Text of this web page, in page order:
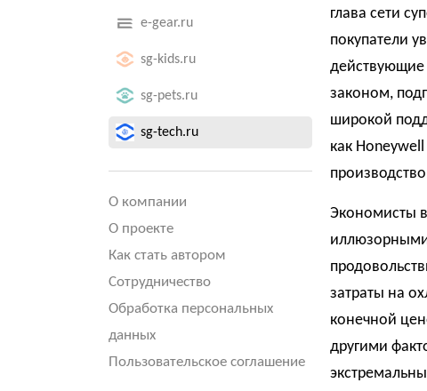
e-gear.ru
sg-kids.ru
sg-pets.ru
sg-tech.ru
О компании
О проекте
Как стать автором
Сотрудничество
Обработка персональных
данных
Пользовательское соглашение
глава сети
покупатели
действующие
законом,
широкой
как
Экономисты
затраты на
конечной
другими